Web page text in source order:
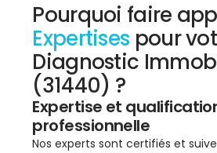
Pourquoi faire
Expertises pour
Diagnostic
(31440) ?
Expertise et
professionnelle
Nos experts sont certifiés et